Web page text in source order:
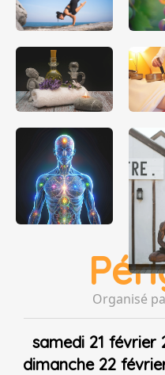
Organisé
samedi 21 février
dimanche 22